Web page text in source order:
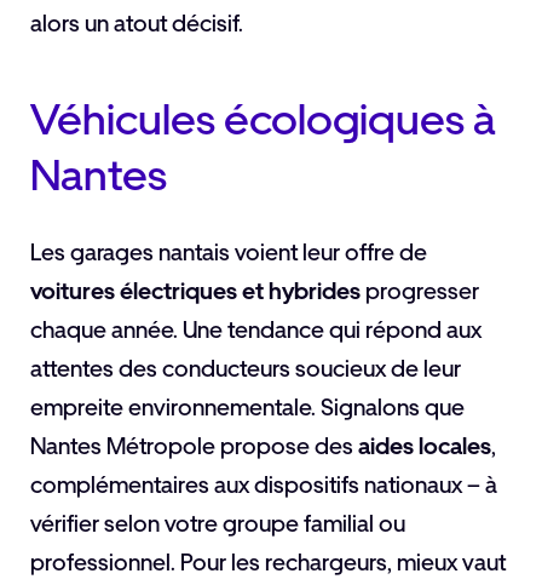
alors un atout décisif.
Véhicules écologiques à
Nantes
Les garages nantais voient leur offre de
voitures électriques et hybrides progresser
chaque année. Une tendance qui répond aux
attentes des conducteurs soucieux de leur
empreite environnementale. Signalons que
Nantes Métropole propose des aides locales,
complémentaires aux dispositifs nationaux – à
vérifier selon votre groupe familial ou
professionnel. Pour les rechargeurs, mieux vaut